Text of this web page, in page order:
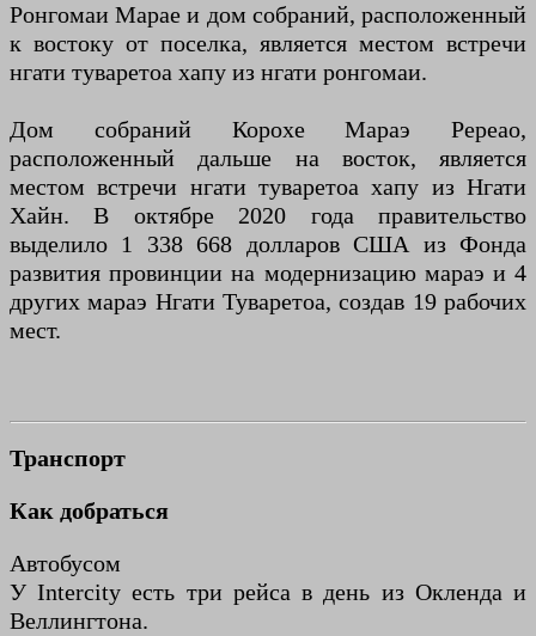
Ронгомаи Марае и дом собраний, расположенный
к востоку от поселка, является местом встречи
нгати туваретоа хапу из нгати ронгомаи.
Дом собраний Корохе Мараэ Ререао,
расположенный дальше на восток, является
местом встречи нгати туваретоа хапу из Нгати
Хайн. В октябре 2020 года правительство
выделило 1 338 668 долларов США из Фонда
развития провинции на модернизацию мараэ и 4
других мараэ Нгати Туваретоа, создав 19 рабочих
мест.
Транспорт
Как добраться
Автобусом
У Intercity есть три рейса в день из Окленда и
Веллингтона.